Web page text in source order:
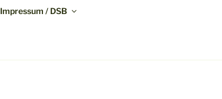
Impressum / DSB